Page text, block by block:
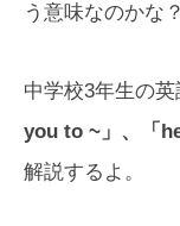
う意味なのかな？
中学校3年生の英
you to ~」、「
解説するよ。